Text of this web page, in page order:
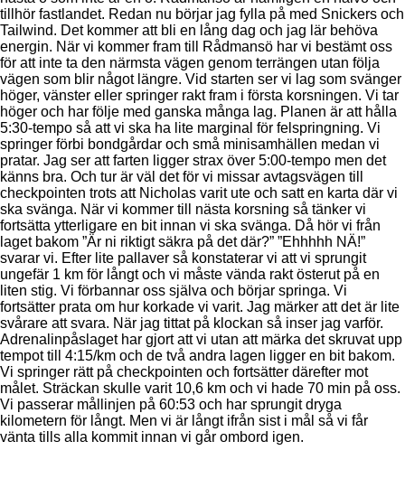
tillhör fastlandet. Redan nu börjar jag fylla på med Snickers och
Tailwind. Det kommer att bli en lång dag och jag lär behöva
energin. När vi kommer fram till Rådmansö har vi bestämt oss
för att inte ta den närmsta vägen genom terrängen utan följa
vägen som blir något längre. Vid starten ser vi lag som svänger
höger, vänster eller springer rakt fram i första korsningen. Vi tar
höger och har följe med ganska många lag. Planen är att hålla
5:30-tempo så att vi ska ha lite marginal för felspringning. Vi
springer förbi bondgårdar och små minisamhällen medan vi
pratar. Jag ser att farten ligger strax över 5:00-tempo men det
känns bra. Och tur är väl det för vi missar avtagsvägen till
checkpointen trots att Nicholas varit ute och satt en karta där vi
ska svänga. När vi kommer till nästa korsning så tänker vi
fortsätta ytterligare en bit innan vi ska svänga. Då hör vi från
laget bakom ”Är ni riktigt säkra på det där?” ”Ehhhhh NÄ!”
svarar vi. Efter lite pallaver så konstaterar vi att vi sprungit
ungefär 1 km för långt och vi måste vända rakt österut på en
liten stig. Vi förbannar oss själva och börjar springa. Vi
fortsätter prata om hur korkade vi varit. Jag märker att det är lite
svårare att svara. När jag tittat på klockan så inser jag varför.
Adrenalinpåslaget har gjort att vi utan att märka det skruvat upp
tempot till 4:15/km och de två andra lagen ligger en bit bakom.
Vi springer rätt på checkpointen och fortsätter därefter mot
målet. Sträckan skulle varit 10,6 km och vi hade 70 min på oss.
Vi passerar mållinjen på 60:53 och har sprungit dryga
kilometern för långt. Men vi är långt ifrån sist i mål så vi får
vänta tills alla kommit innan vi går ombord igen.